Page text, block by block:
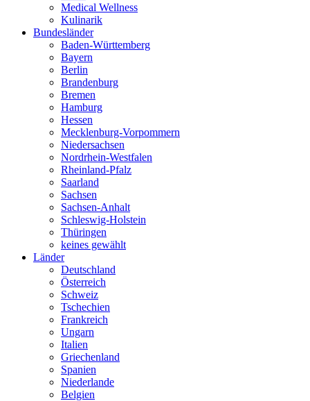
Medical Wellness
Kulinarik
Bundesländer
Baden-Württemberg
Bayern
Berlin
Brandenburg
Bremen
Hamburg
Hessen
Mecklenburg-Vorpommern
Niedersachsen
Nordrhein-Westfalen
Rheinland-Pfalz
Saarland
Sachsen
Sachsen-Anhalt
Schleswig-Holstein
Thüringen
keines gewählt
Länder
Deutschland
Österreich
Schweiz
Tschechien
Frankreich
Ungarn
Italien
Griechenland
Spanien
Niederlande
Belgien